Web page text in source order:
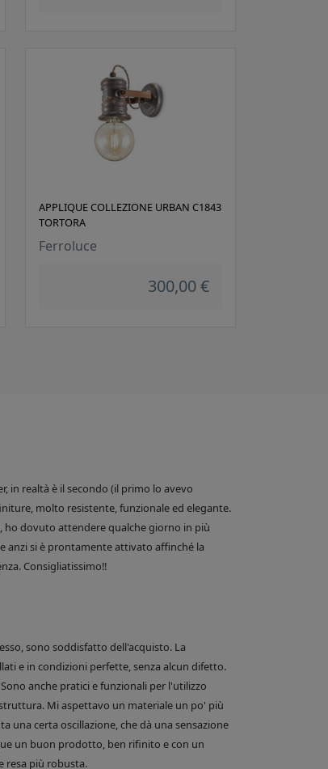
APPLIQUE COLLEZIONE URBAN C1843
TORTORA
Ferroluce
300,00 €
in realtà è il secondo (il primo lo avevo
molto resistente, funzionale ed elegante.
ho dovuto attendere qualche giorno in più
anzi si è prontamente attivato affinché la
Consigliatissimo!!
sono soddisfatto dell'acquisto. La
e in condizioni perfette, senza alcun difetto.
anche pratici e funzionali per l'utilizzo
Mi aspettavo un materiale un po' più
una certa oscillazione, che dà una sensazione
un buon prodotto, ben rifinito e con un
resa più robusta.